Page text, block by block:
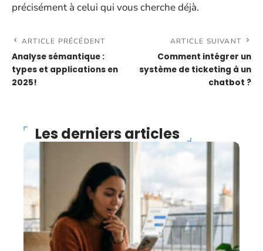
précisément à celui qui vous cherche déjà.
ARTICLE PRÉCÉDENT
Analyse sémantique :
types et applications en
2025!
ARTICLE SUIVANT
Comment intégrer un
système de ticketing à un
chatbot ?
Les derniers articles